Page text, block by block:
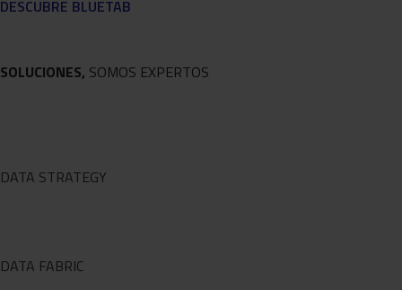
DESCUBRE BLUETAB
SOLUCIONES, SOMOS EXPERTOS
DATA STRATEGY
DATA FABRIC